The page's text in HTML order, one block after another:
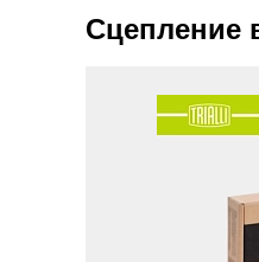
Сцепление